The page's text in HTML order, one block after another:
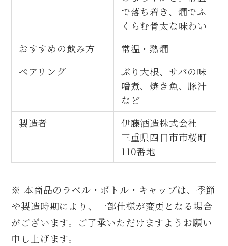
で落ち着き、燗でふ
くらむ骨太な味わい
おすすめの飲み方
常温・熱燗
ペアリング
ぶり大根、サバの味
噌煮、焼き魚、豚汁
など
製造者
伊藤酒造株式会社
三重県四日市市桜町
110番地
※ 本商品のラベル・ボトル・キャップは、季節
や製造時期により、一部仕様が変更となる場合
がございます。ご了承いただけますようお願い
申し上げます。